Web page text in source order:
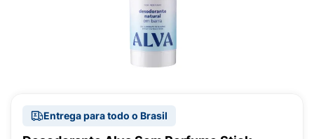
Entrega para todo o Brasil